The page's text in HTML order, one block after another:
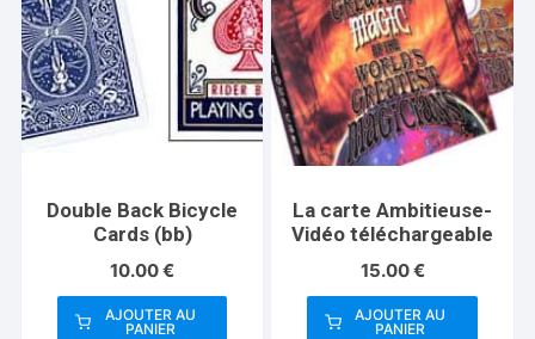
Double Back Bicycle
Cards (bb)
10.00€
AJOUTER AU
PANIER
La carte Ambitieuse-
Vidéo téléchargeable
15.00€
AJOUTER AU
PANIER